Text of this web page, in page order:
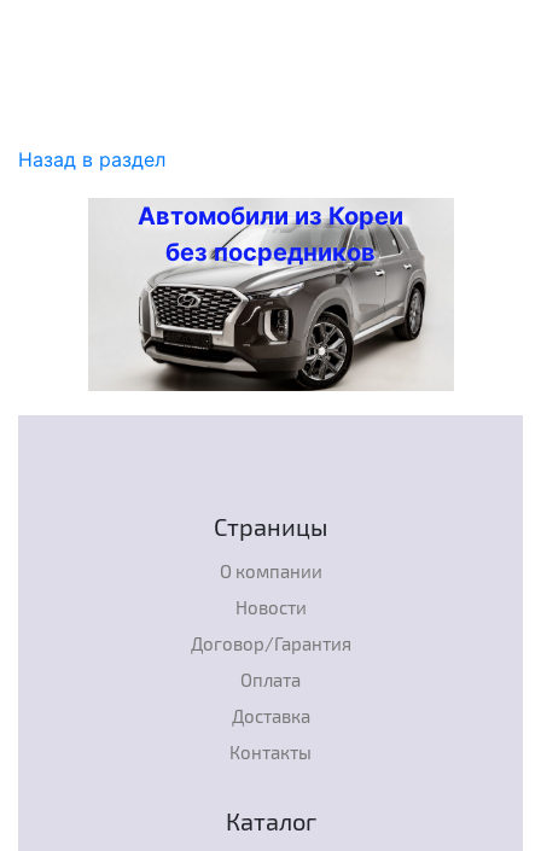
Назад в раздел
Автомобили из Кореи
без посредников
Страницы
О компании
Новости
Договор/Гарантия
Оплата
Доставка
Контакты
Каталог